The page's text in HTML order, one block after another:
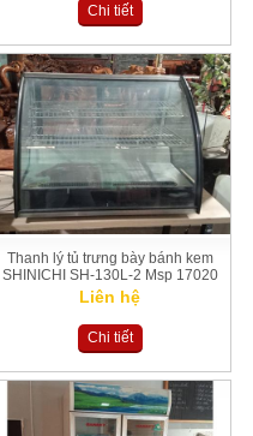
Chi tiết
Thanh lý tủ trưng bày bánh kem
SHINICHI SH-130L-2 Msp 17020
Liên hệ
Chi tiết